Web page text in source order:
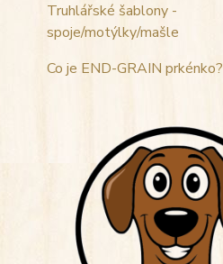
Truhlářské šablony -
spoje/motýlky/mašle
Co je END-GRAIN prkénko?